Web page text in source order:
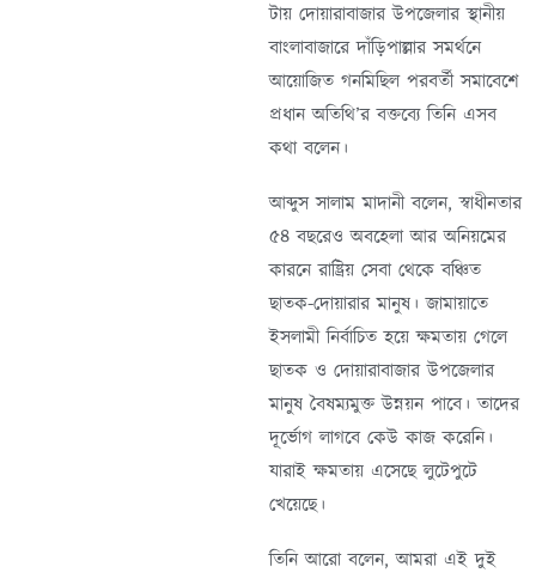
টায় দোয়ারাবাজার উপজেলার স্থানীয়
বাংলাবাজারে দাঁড়িপাল্লার সমর্থনে
আয়োজিত গনমিছিল পরবর্তী সমাবেশে
প্রধান অতিথি’র বক্তব্যে তিনি এসব
কথা বলেন।
আব্দুস সালাম মাদানী বলেন, স্বাধীনতার
৫৪ বছরেও অবহেলা আর অনিয়মের
কারনে রাষ্ট্রিয় সেবা থেকে বঞ্চিত
ছাতক-দোয়ারার মানুষ। জামায়াতে
ইসলামী নির্বাচিত হয়ে ক্ষমতায় গেলে
ছাতক ও দোয়ারাবাজার উপজেলার
মানুষ বৈষম্যমুক্ত উন্নয়ন পাবে। তাদের
দূর্ভোগ লাগবে কেউ কাজ করেনি।
যারাই ক্ষমতায় এসেছে লুটেপুটে
খেয়েছে।
তিনি আরো বলেন, আমরা এই দুই